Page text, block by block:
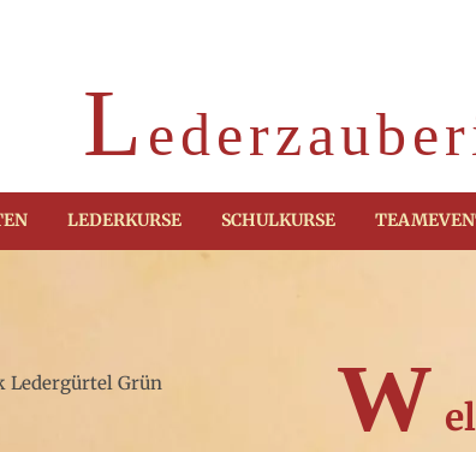
L
LEDERKURSE SCHULKURSE
Ledergürtel Grün W